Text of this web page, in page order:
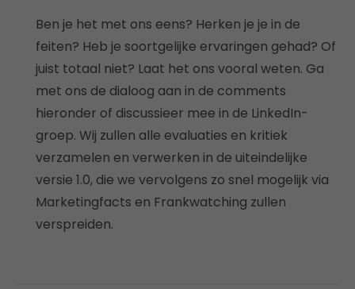
Ben je het met ons eens? Herken je je in de
feiten? Heb je soortgelijke ervaringen gehad? Of
juist totaal niet? Laat het ons vooral weten. Ga
met ons de dialoog aan in de comments
hieronder of discussieer mee in de LinkedIn-
groep. Wij zullen alle evaluaties en kritiek
verzamelen en verwerken in de uiteindelijke
versie 1.0, die we vervolgens zo snel mogelijk via
Marketingfacts en Frankwatching zullen
verspreiden.